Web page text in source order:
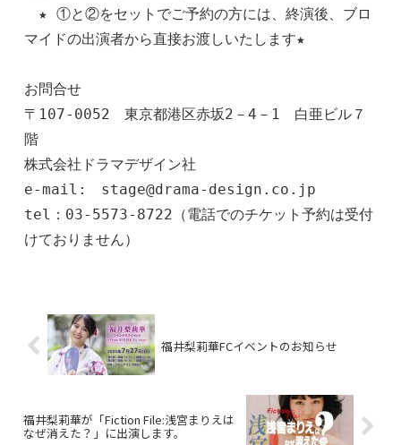
★ ①と②をセットでご予約の方には、終演後、ブロ
マイドの出演者から直接お渡しいたします★
お問合せ
〒107-0052　東京都港区赤坂2－4－1　白亜ビル７
階
株式会社ドラマデザイン社
e-mail:　stage@drama-design.co.jp
tel：03-5573-8722（電話でのチケット予約は受付
福井梨莉華FCイベントのお知らせ
福井梨莉華が「Fiction File:浅宮まりえは
なぜ消えた？」に出演します。